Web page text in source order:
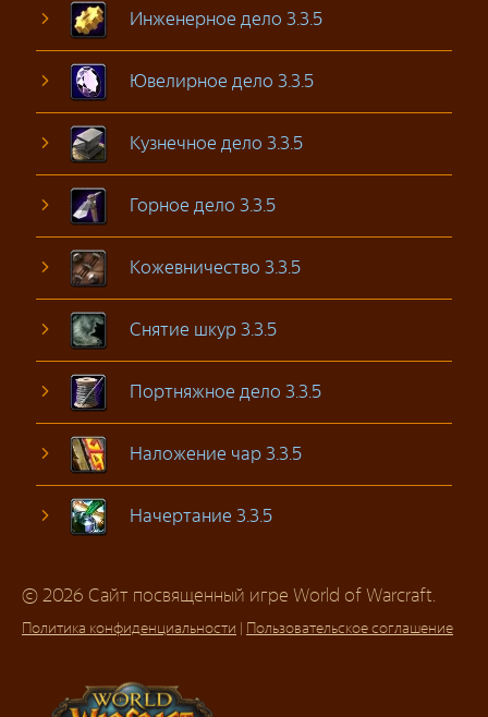
Инженерное дело 3.3.5
Ювелирное дело 3.3.5
Кузнечное дело 3.3.5
Горное дело 3.3.5
Кожевничество 3.3.5
Снятие шкур 3.3.5
Портняжное дело 3.3.5
Наложение чар 3.3.5
Начертание 3.3.5
© 2026 Сайт посвященный игре World of Warcraft.
Политика конфиденциальности | Пользовательское соглашение